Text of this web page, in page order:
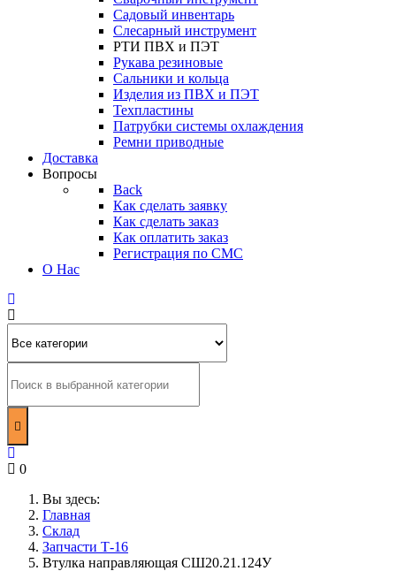
Садовый инвентарь
Слесарный инструмент
РТИ ПВХ и ПЭТ
Рукава резиновые
Сальники и кольца
Изделия из ПВХ и ПЭТ
Техпластины
Патрубки системы охлаждения
Ремни приводные
Доставка
Вопросы
Back
Как сделать заявку
Как сделать заказ
Как оплатить заказ
Регистрация по СМС
О Нас
0
Вы здесь:
Главная
Склад
Запчасти Т-16
Втулка направляющая СШ20.21.124У